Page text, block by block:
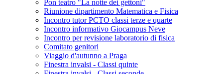
Pon teatro "La notte dei gettoni"
Riunione dipartimento Matematica e Fisica
Incontro tutor PCTO classi terze e quarte
Incontro informativo Giocampus Neve
Incontro per revisione laboratorio di fisica
Comitato genitori
Viaggio d'autunno a Praga
Finestra invalsi - Classi quinte